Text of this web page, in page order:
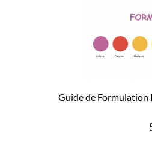
Guide de Formulation